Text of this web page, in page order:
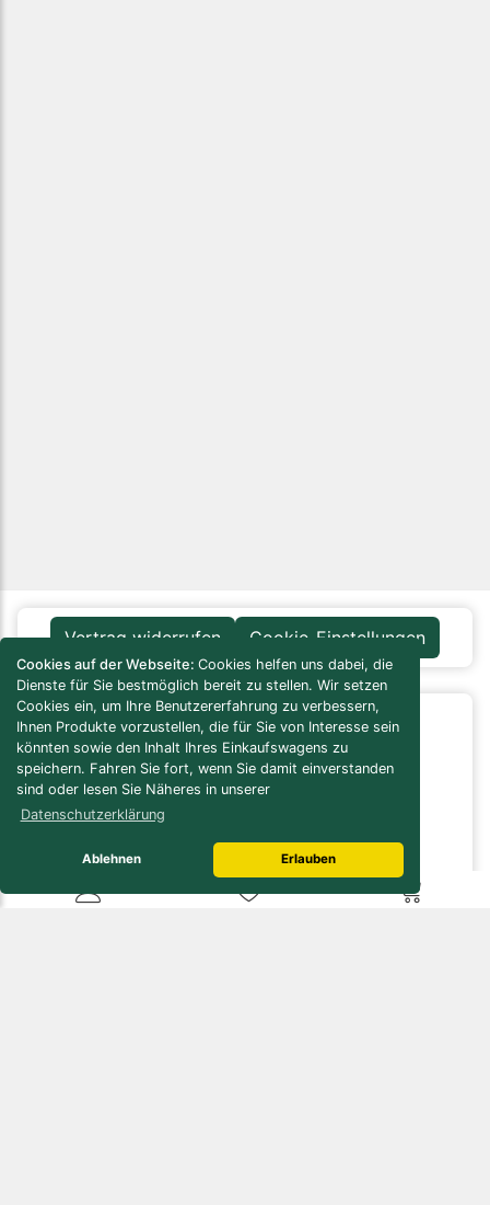
Cookies auf der Webseite:Cookies helfen uns dabei, die
Dienste für Sie bestmöglich bereit zu stellen. Wir setzen
Cookies ein, um Ihre Benutzererfahrung zu verbessern,
Ihnen Produkte vorzustellen, die für Sie von Interesse sein
könnten sowie den Inhalt Ihres Einkaufswagens zu
speichern. Fahren Sie fort, wenn Sie damit einverstanden
sind oder lesen Sie Näheres in unserer
Datenschutzerklärung
Ablehnen Erlauben
Vertrag widerrufen Cookie-Einstellungen
Infos / Service
Versandkosten-Rechner
Verbrauchs-/Bedarfsrechner
Bau- / Verlegeanleitungen
Pflegeanleitungen
Öffnungszeiten